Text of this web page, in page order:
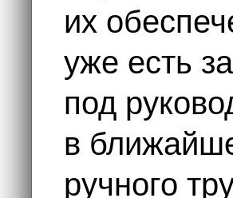
их
уже есть
под
в
ручного